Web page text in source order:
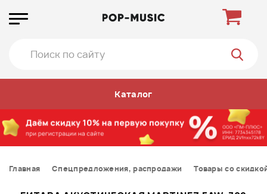
Каталог
Главная Спецпредложения, распродажи Товары со